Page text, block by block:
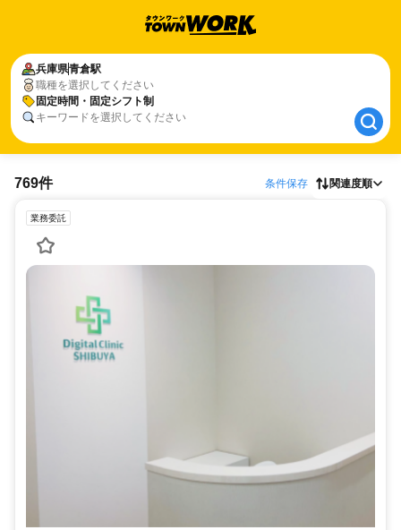
兵庫県青倉駅
職種を選択してください
固定時間・固定シフト制
キーワードを選択してください
兵庫県青倉駅
固定時間・固定シフト制
769件 条件保存 関連度順
業務委託